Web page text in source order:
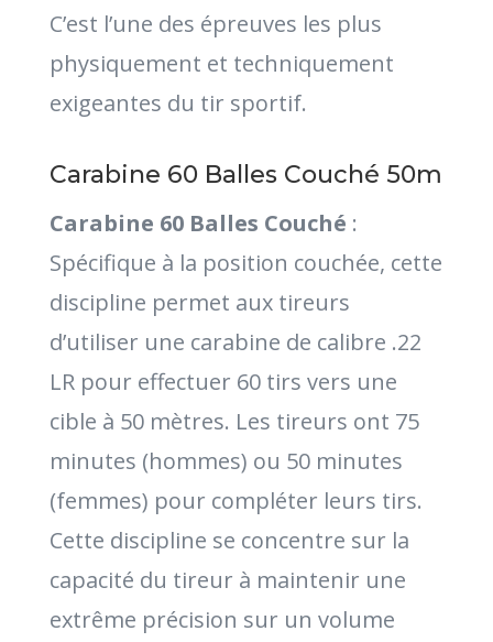
C’est l’une des épreuves les plus
physiquement et techniquement
exigeantes du tir sportif.
Carabine 60 Balles Couché 50m
Carabine 60 Balles Couché :
Spécifique à la position couchée, cette
discipline permet aux tireurs
d’utiliser une carabine de calibre .22
LR pour effectuer 60 tirs vers une
cible à 50 mètres. Les tireurs ont 75
minutes (hommes) ou 50 minutes
(femmes) pour compléter leurs tirs.
Cette discipline se concentre sur la
capacité du tireur à maintenir une
extrême précision sur un volume